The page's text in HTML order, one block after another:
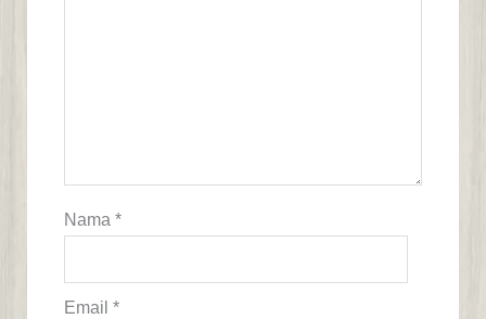
Nama *
Email *